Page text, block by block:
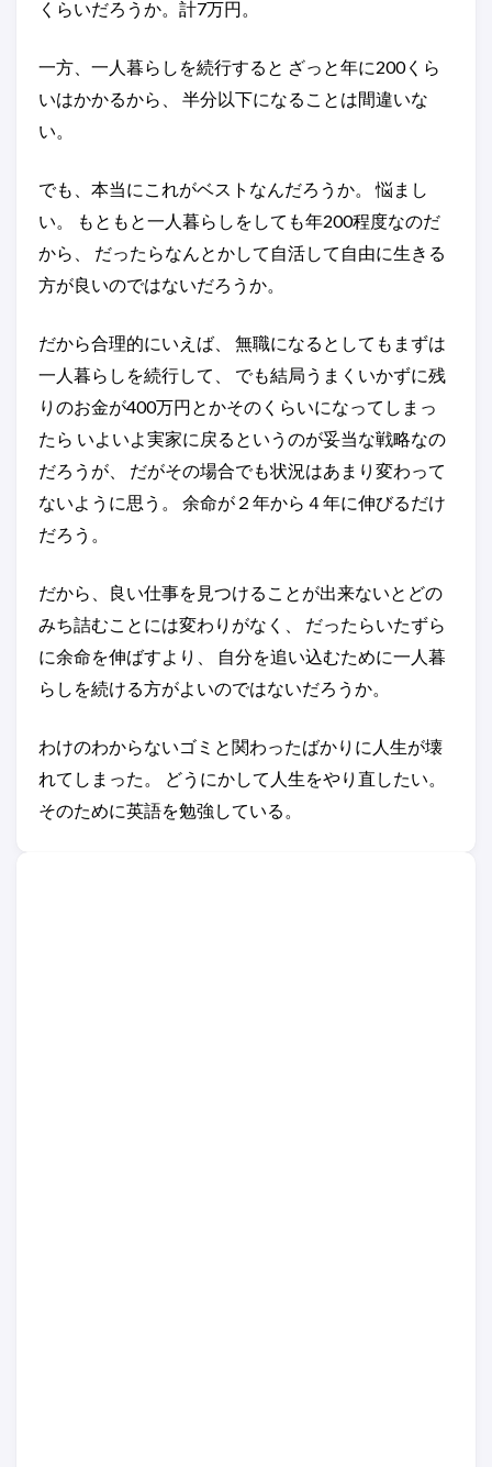
くらいだろうか。計7万円。
一方、一人暮らしを続行すると ざっと年に200くら
いはかかるから、 半分以下になることは間違いな
い。
でも、本当にこれがベストなんだろうか。 悩まし
い。 もともと一人暮らしをしても年200程度なのだ
から、 だったらなんとかして自活して自由に生きる
方が良いのではないだろうか。
だから合理的にいえば、 無職になるとしてもまずは
一人暮らしを続行して、 でも結局うまくいかずに残
りのお金が400万円とかそのくらいになってしまっ
たら いよいよ実家に戻るというのが妥当な戦略なの
だろうが、 だがその場合でも状況はあまり変わって
ないように思う。 余命が２年から４年に伸びるだけ
だろう。
だから、良い仕事を見つけることが出来ないとどの
みち詰むことには変わりがなく、 だったらいたずら
に余命を伸ばすより、 自分を追い込むために一人暮
らしを続ける方がよいのではないだろうか。
わけのわからないゴミと関わったばかりに人生が壊
れてしまった。 どうにかして人生をやり直したい。
そのために英語を勉強している。